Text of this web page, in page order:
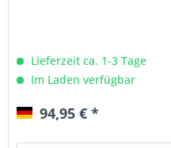
Lieferzeit ca. 1-3 Tage
Im Laden verfügbar
94,95 € *